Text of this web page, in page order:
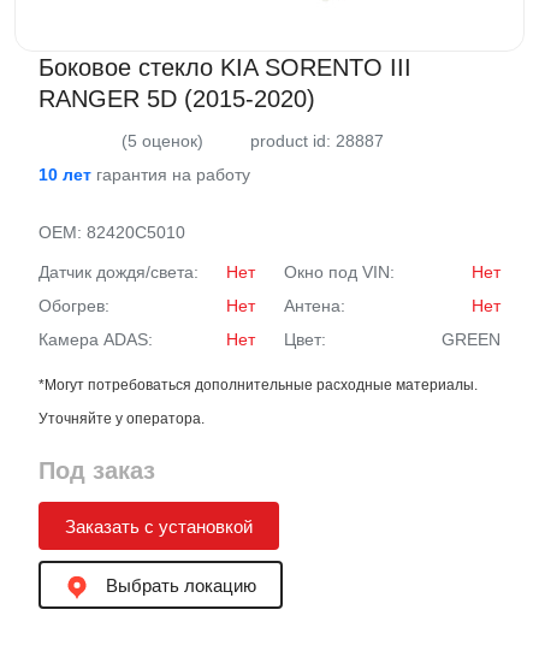
Боковое стекло KIA SORENTO III
RANGER 5D (2015-2020)
(5 оценок)
product id: 28887
10 лет гарантия на работу
OEM: 82420C5010
Датчик дождя/света: Нет Окно под VIN:
Нет
Обогрев:
Нет Антена:
Нет
Камера ADAS:
Нет Цвет: GREEN
*Могут потребоваться дополнительные расходные материалы.
Уточняйте у оператора.
Под заказ
Заказать с установкой
Выбрать локацию